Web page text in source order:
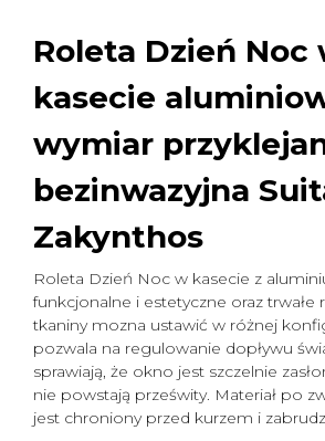
Roleta Dzień Noc
kasecie
wymiar
bezinwazyjna
Zakynthos
Roleta Dzień Noc w kasecie z
funkcjonalne i estetyczne oraz trwałe
tkaniny mozna ustawić w różnej
pozwala na regulowanie dopływu
sprawiają, że okno jest szczelnie
nie powstają prześwity. Materiał po
jest chroniony przed kurzem i